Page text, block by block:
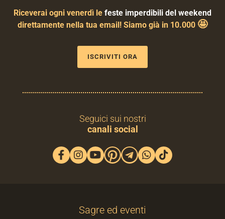
Riceverai ogni venerdì le feste imperdibili del weekend
direttamente nella tua email! Siamo già in 10.000 🤩
ISCRIVITI ORA
Seguici sui nostri
canali social
Sagre ed eventi